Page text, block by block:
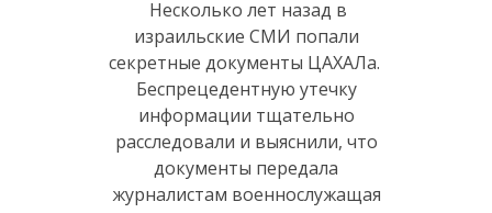
Несколько лет назад в
израильские СМИ попали
секретные документы ЦАХАЛа.
Беспрецедентную утечку
информации тщательно
расследовали и выяснили, что
документы передала
журналистам военнослужащая